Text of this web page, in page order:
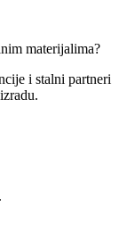
materijalima?
i stalni partneri